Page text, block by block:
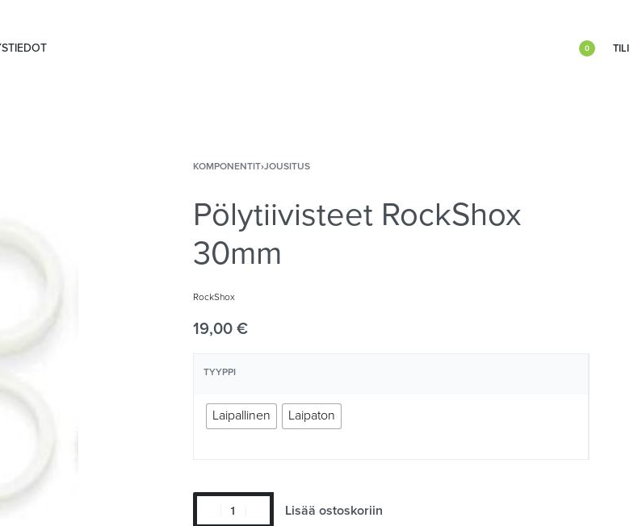
0 TILI
KOMPONENTIT›JOUSITUS
Pölytiivisteet RockShox
30mm
RockShox
19,00 €
TYYPPI
Laipallinen Laipaton
Lisää ostoskoriin